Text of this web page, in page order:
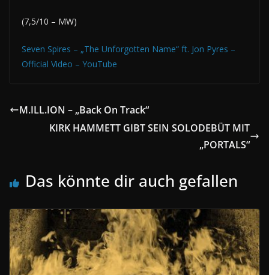
(7,5/10 – MW)
Seven Spires – „The Unforgotten Name“ ft. Jon Pyres –
Official Video – YouTube
M.ILL.ION – „Back On Track“
KIRK HAMMETT GIBT SEIN SOLODEBÜT MIT
„PORTALS“
Das könnte dir auch gefallen